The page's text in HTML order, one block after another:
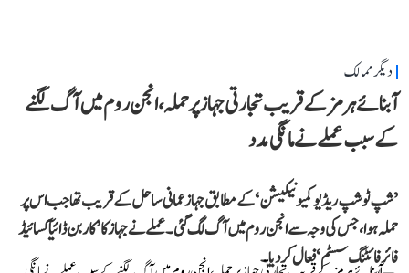
دیگر ممالک
آبنائے ہرمز کے قریب تجارتی جہاز پر حملہ، انجن روم میں آگ لگنے
کے سبب عملے نے مانگی مدد
’شپ ٹو شپ ریڈیو کمیونیکیشن‘ کے مطابق جہاز عمانی ساحل کے قریب تھا جب اس پر
حملہ ہوا، جس کی وجہ سے انجن روم میں آگ لگ گئی۔ عملے نے جہاز کا ’کاربن ڈائیآکسائیڈ
فائر فائٹنگ سسٹم‘ فعال کر دیا۔